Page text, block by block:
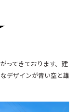
ってきております。 建
デザインが青い空と雄